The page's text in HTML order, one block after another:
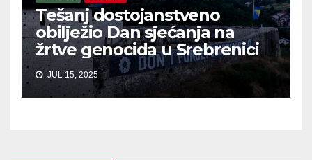
Tešanj dostojanstveno
obilježio Dan sjećanja na
žrtve genocida u Srebrenici
JUL 15, 2025